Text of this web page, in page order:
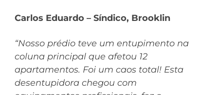
Carlos Eduardo – Síndico, Brooklin
“Nosso prédio teve um entupimento na
coluna principal que afetou 12
apartamentos. Foi um caos total! Esta
desentupidora chegou com